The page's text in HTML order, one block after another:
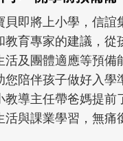
師
、
幫
國
園
。
同的模樣
歷程。